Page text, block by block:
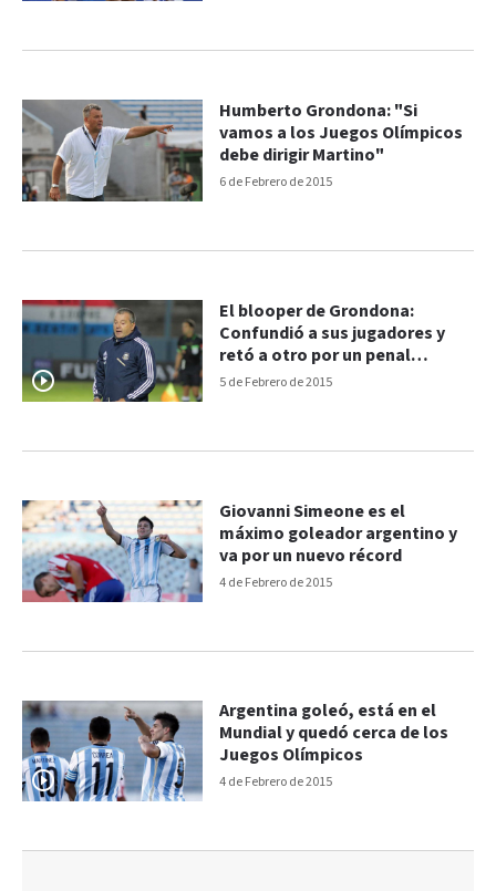
6 de Febrero de 2015
Humberto Grondona: "Si
vamos a los Juegos Olímpicos
debe dirigir Martino"
5 de Febrero de 2015
El blooper de Grondona:
Confundió a sus jugadores y
retó a otro por un penal
fallado
4 de Febrero de 2015
Giovanni Simeone es el
máximo goleador argentino y
va por un nuevo récord
4 de Febrero de 2015
Argentina goleó, está en el
Mundial y quedó cerca de los
Juegos Olímpicos